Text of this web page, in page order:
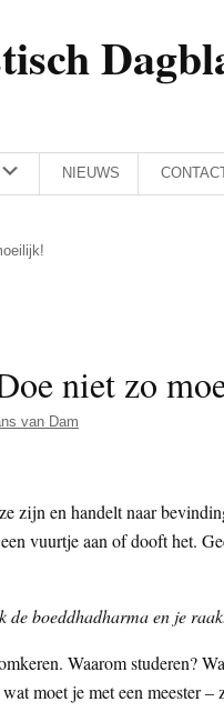
NIEUWS
niet zo
van Dam
zijn en handelt naar
vuurtje aan of dooft het.
de boeddhadharma en je
Waarom studeren?
moet je met een meester